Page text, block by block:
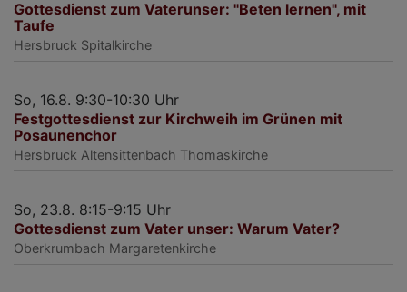
Gottesdienst zum Vaterunser: "Beten lernen", mit
Taufe
Hersbruck Spitalkirche
So, 16.8. 9:30-10:30 Uhr
Festgottesdienst zur Kirchweih im Grünen mit
Posaunenchor
Hersbruck Altensittenbach Thomaskirche
So, 23.8. 8:15-9:15 Uhr
Gottesdienst zum Vater unser: Warum Vater?
Oberkrumbach Margaretenkirche